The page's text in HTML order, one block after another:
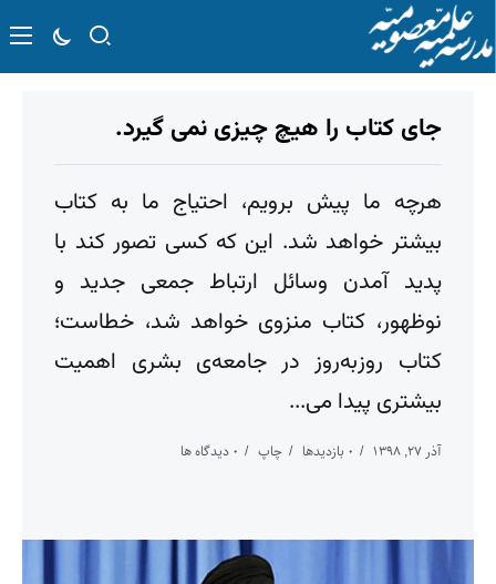
جای کتاب را هیچ چیزی نمی گیرد.
هرچه ما پیش برویم، احتیاج ما به کتاب
بیشتر خواهد شد. این که کسی تصور کند با
پدید آمدن وسائل ارتباط جمعی جدید و
نوظهور، کتاب منزوی خواهد شد، خطاست؛
کتاب روزبه‌روز در جامعه‌ی بشری اهمیت
بیشتری پیدا می...
آذر ۲۷, ۱۳۹۸ ۰ بازدیدها چاپ ۰ دیدگاه ها